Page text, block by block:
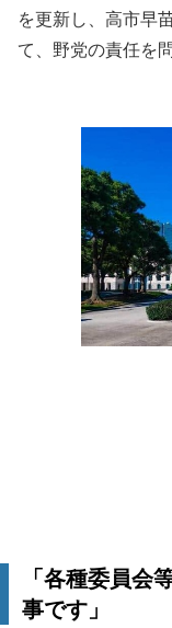
を更新し、高市早
て、野党の責任を
「各種委員会
事です」